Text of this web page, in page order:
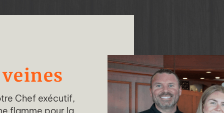
Chef exécutif,